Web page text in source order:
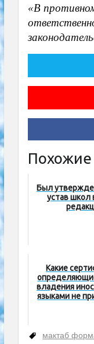
«В
Был
устав школ
Какие
владения
языками не
мактаб